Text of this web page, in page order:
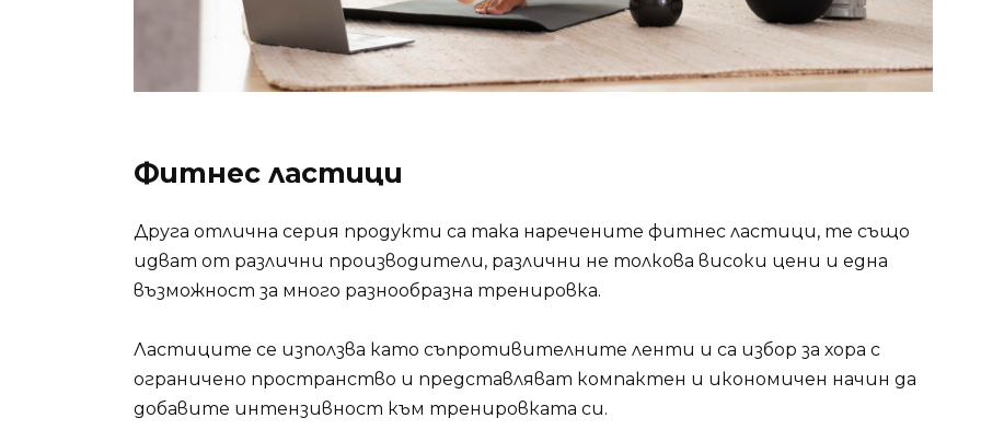
Фитнес ластици
Друга отлична серия продукти са така наречените фитнес ластици, те също
идват от различни производители, различни не толкова високи цени и една
възможност за много разнообразна тренировка.
Ластиците се използва като съпротивителните ленти и са избор за хора с
ограничено пространство и представляват компактен и икономичен начин да
добавите интензивност към тренировката си.